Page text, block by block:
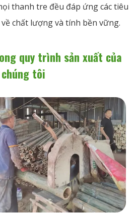
thanh tre đều đáp ứng các tiêu
chất lượng và tính bền vững.
quy trình sản xuất của
chúng tôi